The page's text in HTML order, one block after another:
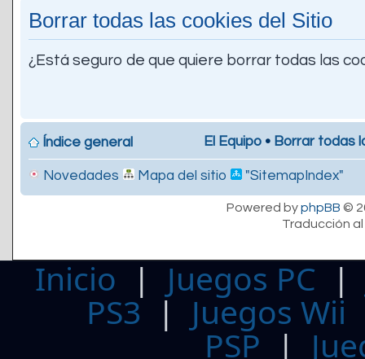
Borrar todas las cookies del Sitio
¿Está seguro de que quiere borrar todas las
Índice general El Equipo • Borrar todas
Novedades Mapa del sitio "SitemapIndex"
Powered byphpBB ©
Traducción
Inicio | Juegos PC
PS3| Juegos Wii
PSP |